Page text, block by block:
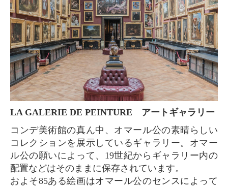
LA GALERIE DE PEINTURE アートギャラリー
コンデ美術館の真ん中、オマール公の素晴らしい
コレクションを展示しているギャラリー。オマー
ル公の願いによって、19世紀からギャラリー内の
配置などはそのままに保存されています。
およそ85ある絵画はオマール公のセンスによって